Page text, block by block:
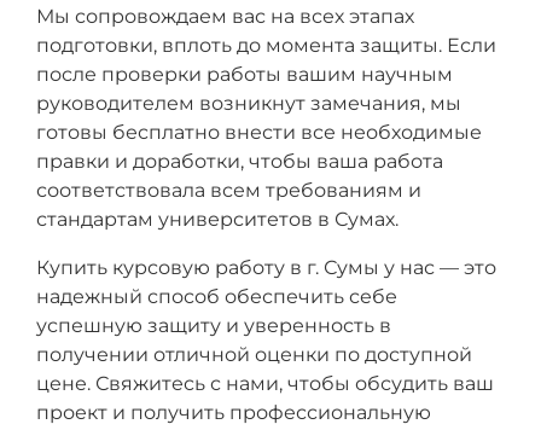
Мы сопровождаем вас на всех этапах
подготовки, вплоть до момента защиты. Если
после проверки работы вашим научным
руководителем возникнут замечания, мы
готовы бесплатно внести все необходимые
правки и доработки, чтобы ваша работа
соответствовала всем требованиям и
стандартам университетов в Сумах.
Купить курсовую работу в г. Сумы у нас — это
надежный способ обеспечить себе
успешную защиту и уверенность в
получении отличной оценки по доступной
цене. Свяжитесь с нами, чтобы обсудить ваш
проект и получить профессиональную